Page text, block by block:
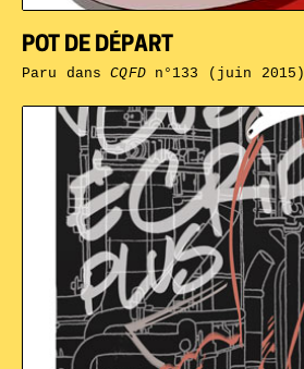
POT DE DÉPART
Paru dansCQFDn°133 (juin 2015)